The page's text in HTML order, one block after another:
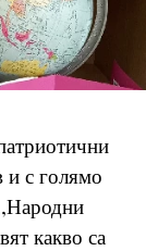
и с голямо
какво са